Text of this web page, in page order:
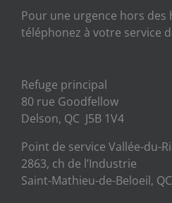
Pour une urgence hors des
téléphonez à votre service
Refuge principal
80 rue Goodfellow
Delson, QC J5B 1V4
Point de service Vallée-du-
2863, ch de l’Industrie
Saint-Mathieu-de-Beloeil,